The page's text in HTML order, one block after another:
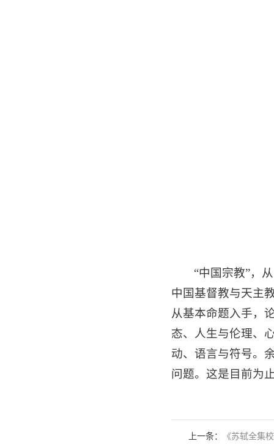
“中国宗教”，
中国基督教与天主
从基本命题入手，
态、人生与伦理、
动、语言与符号。
问题。这是目前为
上一条： 《苏轼全集